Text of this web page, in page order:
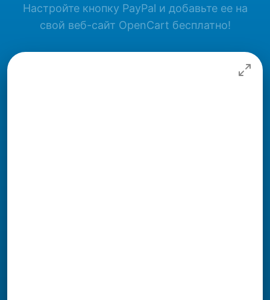
Настройте кнопку PayPal и добавьте ее на
свой веб-сайт OpenCart бесплатно!